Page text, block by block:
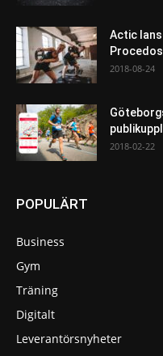
Actic
Procedos
2018-08-24
2018-02-22
POPULÄRT
Business
Gym
Träning
Digitalt
Leverantörsnyheter